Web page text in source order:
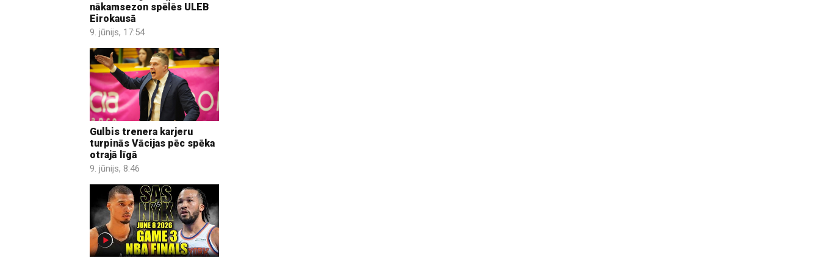
nākamsezon spēlēs ULEB
Eirokausā
9. jūnijs, 17:54
Gulbis trenera karjeru
turpinās Vācijas pēc spēka
otrajā līgā
9. jūnijs, 8:46